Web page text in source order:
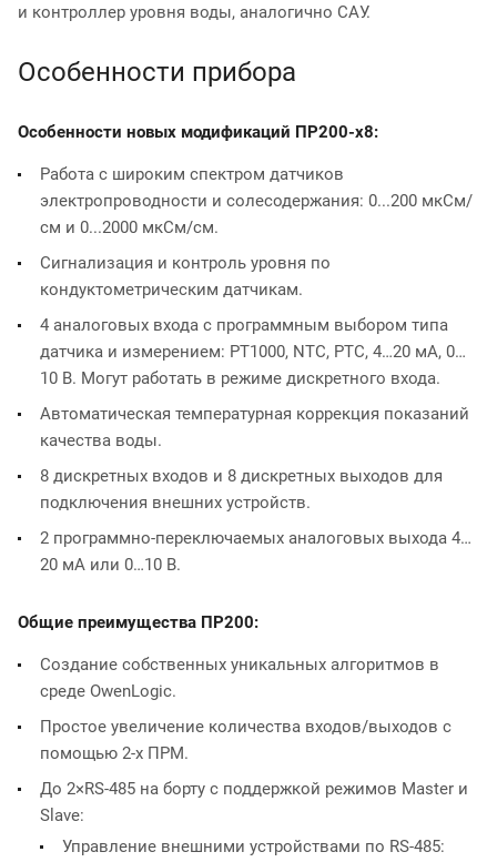
и контроллер уровня воды, аналогично САУ.
Особенности прибора
Особенности новых модификаций ПР200-х8:
Работа с широким спектром датчиков
электропроводности и солесодержания: 0...200 мкСм/
см и 0...2000 мкСм/см.
Сигнализация и контроль уровня по
кондуктометрическим датчикам.
4 аналоговых входа с программным выбором типа
датчика и измерением: РТ1000, NTC, PTC, 4…20 мА, 0…
10 В. Могут работать в режиме дискретного входа.
Автоматическая температурная коррекция показаний
качества воды.
8 дискретных входов и 8 дискретных выходов для
подключения внешних устройств.
2 программно-переключаемых аналоговых выхода 4…
20 мА или 0…10 В.
Общие преимущества ПР200:
Создание собственных уникальных алгоритмов в
среде OwenLogic.
Простое увеличение количества входов/выходов c
помощью 2-х ПРМ.
До 2×RS-485 на борту с поддержкой режимов Master и
Slave:
Управление внешними устройствами по RS-485: